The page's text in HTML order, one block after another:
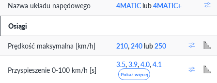
Nazwa układu napędowego 4MATIC lub4MATIC+
Osiągi
Prędkość maksymalna [km/h] 210,240 lub250
Przyspieszenie 0-100 km/h [s]
3.5,3.9,4.0,4.1
Pokaż więcej